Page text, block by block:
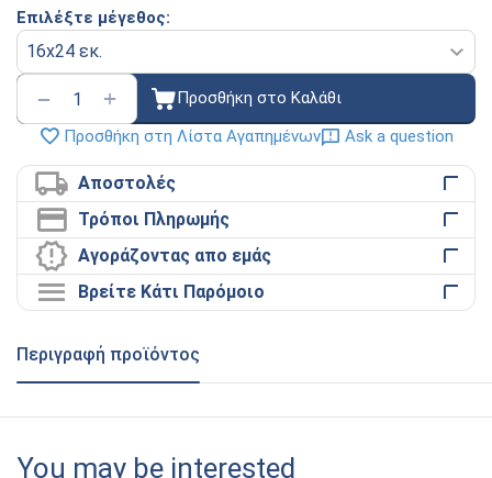
Επιλέξτε μέγεθος:
+
−
Προσθήκη στο Καλάθι
Προσθήκη στη Λίστα Αγαπημένων
Ask a question
Αποστολές
Τρόποι Πληρωμής
Αγοράζοντας απο εμάς
Βρείτε Κάτι Παρόμοιο
Περιγραφή προϊόντος
You may be interested